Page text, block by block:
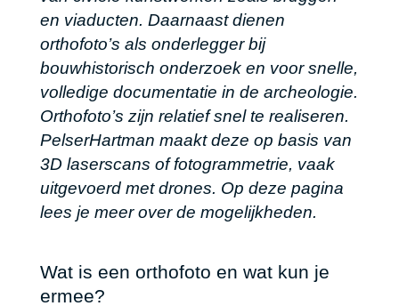
en viaducten. Daarnaast dienen
orthofoto’s als onderlegger bij
bouwhistorisch onderzoek en voor snelle,
volledige documentatie in de archeologie.
Orthofoto’s zijn relatief snel te realiseren.
PelserHartman maakt deze op basis van
3D laserscans of fotogrammetrie, vaak
uitgevoerd met drones. Op deze pagina
lees je meer over de mogelijkheden.
Wat is een orthofoto en wat kun je
ermee?